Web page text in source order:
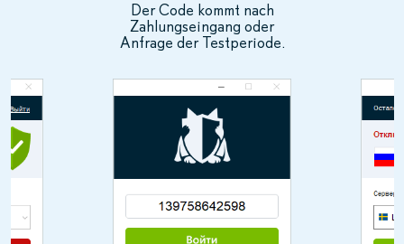
Der Code kommt nach
Zahlungseingang oder
Anfrage der Testperiode.